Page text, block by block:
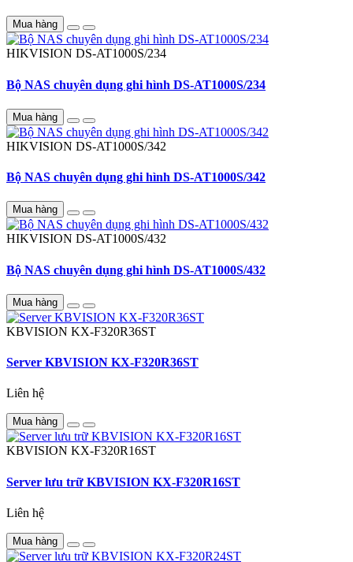
Mua hàng
HIKVISION DS-AT1000S/234
Bộ NAS chuyên dụng ghi hình DS-AT1000S/234
Mua hàng
HIKVISION DS-AT1000S/342
Bộ NAS chuyên dụng ghi hình DS-AT1000S/342
Mua hàng
HIKVISION DS-AT1000S/432
Bộ NAS chuyên dụng ghi hình DS-AT1000S/432
Mua hàng
KBVISION KX-F320R36ST
Server KBVISION KX-F320R36ST
Liên hệ
Mua hàng
KBVISION KX-F320R16ST
Server lưu trữ KBVISION KX-F320R16ST
Liên hệ
Mua hàng